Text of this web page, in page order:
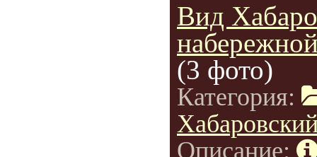
Вид
(3 фото)
Категория:
Описание: